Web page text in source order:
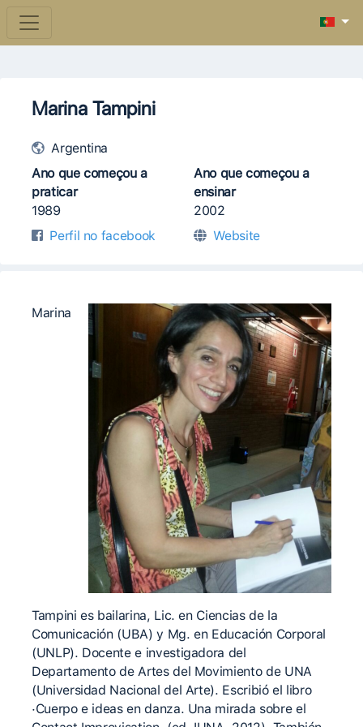
Marina Tampini
Argentina
Ano que começou a
praticar
1989
Ano que começou a
ensinar
2002
Perfil no facebook
Website
Marina
Tampini es bailarina, Lic. en Ciencias de la
Comunicación (UBA) y Mg. en Educación Corporal
(UNLP). Docente e investigadora del
Departamento de Artes del Movimiento de UNA
(Universidad Nacional del Arte). Escribió el libro
·Cuerpo e ideas en danza. Una mirada sobre el